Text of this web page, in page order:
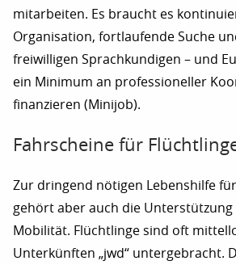
mitarbeiten. Es braucht es
Organisation, fortlaufende Suche
freiwilligen Sprachkundigen – und
ein Minimum an professioneller
finanzieren (Minijob).
Fahrscheine für
Zur dringend nötigen Lebenshilfe
gehört aber auch die Unterstützung
Mobilität. Flüchtlinge sind oft
Unterkünften „jwd“ untergebracht.